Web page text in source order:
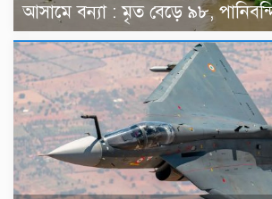
আসামে বন্যা : মৃত বেড়ে ৯৮,